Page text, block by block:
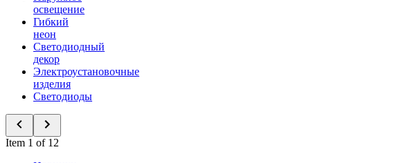
освещение
Гибкий
неон
Светодиодный
декор
Электроустановочные
изделия
Светодиоды
Item 1 of 12